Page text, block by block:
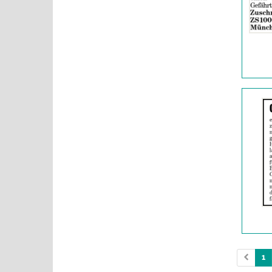
Info:
2063314
anzeigen
1